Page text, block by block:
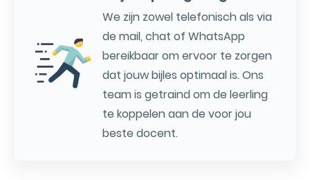
We zijn zowel telefonisch als via
de mail, chat of WhatsApp
bereikbaar om ervoor te zorgen
dat jouw bijles optimaal is. Ons
team is getraind om de leerling
te koppelen aan de voor jou
beste docent.